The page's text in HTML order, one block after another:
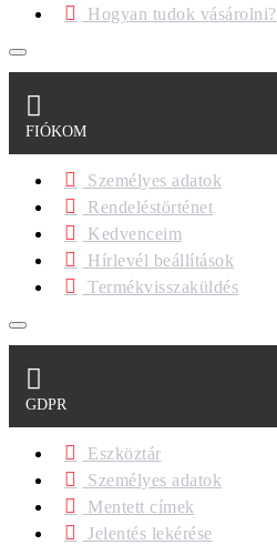
Hogyan tudok vásárolni?
FIÓKOM
Személyes adatok
Rendeléstörténet
Kedvenceim
Hírlevél beállítások
Termékvisszaküldés
GDPR
Eszköztár
Személyes adatok
Mentett címek
Jelentés lekérése